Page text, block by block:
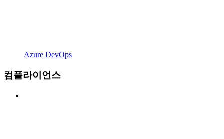
Azure DevOps
컴플라이언스